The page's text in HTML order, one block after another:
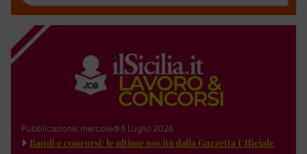
Pubblicazione: mercoledì 8 Luglio 2026
Bandi e concorsi: le ultime novità dalla Gazzetta Ufficiale